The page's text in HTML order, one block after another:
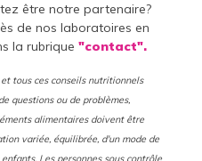
être notre partenaire?
de nos laboratoires en
la rubrique "contact".
tous ces conseils nutritionnels
questions ou de problèmes,
alimentaires doivent être
variée, équilibrée, d'un mode de